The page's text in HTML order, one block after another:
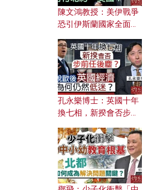
陳文鴻教授：美伊戰爭
恐引伊斯蘭國家全面反
對付北約美國？
孔永樂博士：英國十年
換七相，新揆會否步前
濟為何仍然低迷？